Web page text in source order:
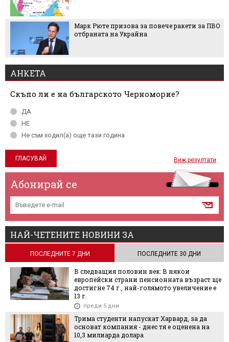
Марк Рюте призова за повече ракети за ПВО
отбраната на Украйна
АНКЕТА
Скъпо ли е на българското Черноморие?
ДА
НЕ
Не съм ходил(а) още тази година
Виж резултати
Абонирай се
НАЙ-ЧЕТЕНИТЕ НОВИНИ ЗА
ПОСЛЕДНИТЕ 7 ДНИ ПОСЛЕДНИТЕ 30 ДНИ
В следващия половин век: В някои
европейски страни пенсионната възраст ще
достигне 74 г., най-голямото увеличение е
13 г.
преди 5 дни
Трима студенти напускат Харвард, за да
основат компания - днес тя е оценена на
10,3 милиарда долара